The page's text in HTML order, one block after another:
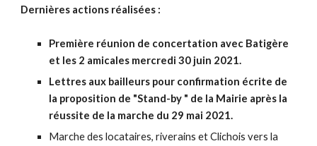
Dernières actions réalisées :
Première réunion de concertation avec Batigère
et les 2 amicales mercredi 30 juin 2021.
Lettres aux bailleurs pour confirmation écrite de
la proposition de "Stand-by " de la Mairie après la
réussite de la marche du 29 mai 2021.
Marche des locataires, riverains et Clichois vers la